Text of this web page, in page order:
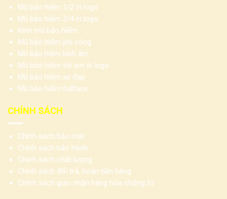
Mũ bảo hiểm 1/2 in logo
Mũ bảo hiểm 3/4 in logo
Kính mũ bảo hiểm
Mũ bảo hiểm phi công
Mũ bảo hiểm kính âm
Mũ bảo hiểm trẻ em in logo
Mũ bảo hiểm xe đạp
Mũ bảo hiểm fullface
CHÍNH SÁCH
Chính sách bảo mật
Chính sách bảo hành
Chính sách chất lượng
Chính sách đổi trả, hoàn tiền hàng
Chính sách giao nhận hàng hóa chứng từ